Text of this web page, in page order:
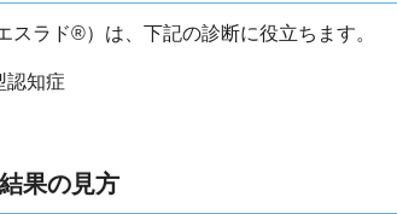
スラド®）は、下記の診断に役立ちます。
認知症
果の見方